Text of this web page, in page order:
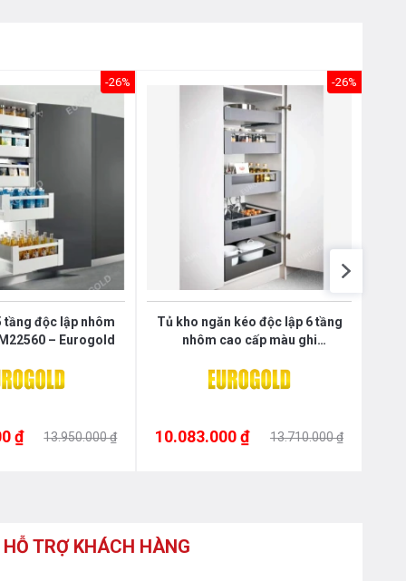
-26%
tầng độc lập nhôm
– Eurogold
₫ 13.950.000 ₫
-26%
Tủ kho ngăn kéo độc lập 6 tầng
nhôm cao cấp màu ghi
10.083.000 ₫ 13.710.000 ₫
HỖ TRỢ KHÁCH HÀNG